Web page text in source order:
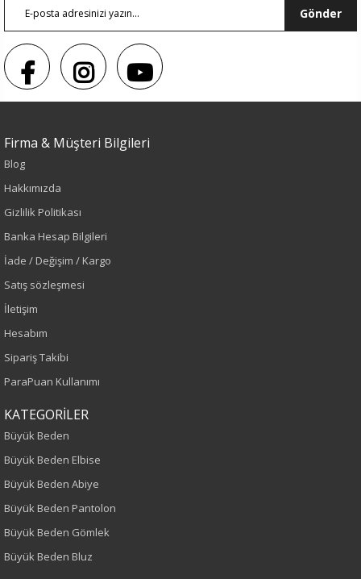
Sezon : KIŞLIK
Renk
Çağla Yeşili
Sezon
Sonbahar-Kış
Yaş Grubu
Kalıp
Büyük Beden
Boy
75
Gönder
Firma & Müşteri Bilgileri
Blog
Hakkımızda
Gizlilik Politikası
Banka Hesap Bilgileri
İade / Değişim / Kargo
Satış sözleşmesi
İletişim
Hesabım
Sipariş Takibi
ParaPuan Kullanımı
KATEGORİLER
Büyük Beden
Büyük Beden Elbise
Büyük Beden Abiye
Büyük Beden Pantolon
Büyük Beden Gömlek
Büyük Beden Bluz